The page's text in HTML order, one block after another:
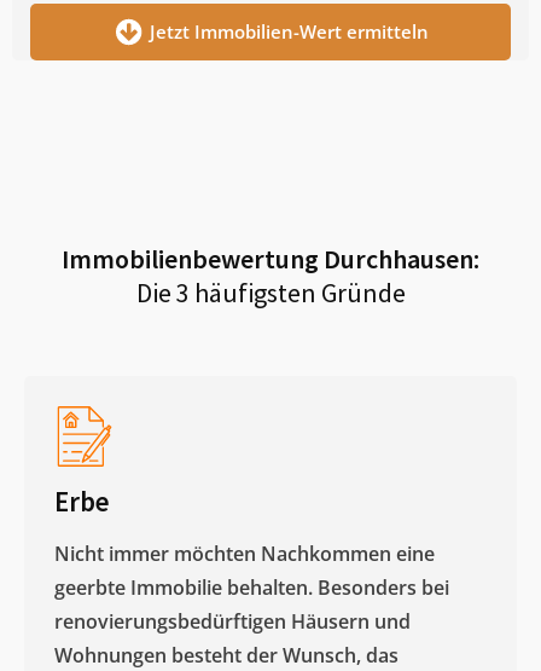
Jetzt Immobilien-Wert ermitteln
Immobilienbewertung Durchhausen:
Die 3 häufigsten Gründe
Erbe
Nicht immer möchten Nachkommen eine
geerbte Immobilie behalten. Besonders bei
renovierungsbedürftigen Häusern und
Wohnungen besteht der Wunsch, das